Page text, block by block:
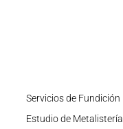
Servicios de Fundición
Estudio de Metalistería